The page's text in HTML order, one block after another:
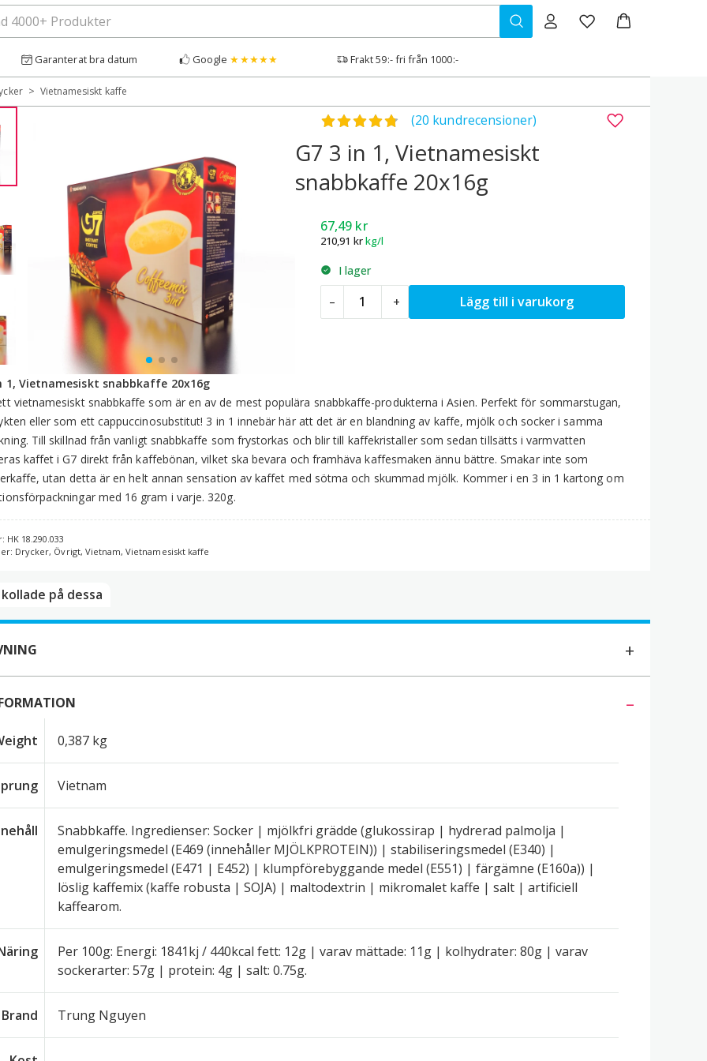
Garanterat bra datum Google ★★★★★ Frakt 59:- fri från 1000:-
> Vietnamesiskt kaffe
Betygsatt4.74av 5
(20 kundrecensioner)
G7 3 in 1, Vietnamesiskt
snabbkaffe 20x16g
67,49 kr
210,91 krkg/l
I lager
–
3
snabbkaffe
20x16g
mängd
+ Lägg till i varukorg
1, Vietnamesiskt snabbkaffe 20x16g
vietnamesiskt snabbkaffe som är en av de mest populära snabbkaffe-produkterna i Asien. Perfekt för sommarstugan,
eller som ett cappuccinosubstitut! 3 in 1 innebär här att det är en blandning av kaffe, mjölk och socker i samma
Till skillnad från vanligt snabbkaffe som frystorkas och blir till kaffekristaller som sedan tillsätts i varmvatten
kaffet i G7 direkt från kaffebönan, vilket ska bevara och framhäva kaffesmaken ännu bättre. Smakar inte som
utan detta är en helt annan sensation av kaffet med sötma och skummad mjölk. Kommer i en 3 in 1 kartong om
med 16 gram i varje. 320g.
HK 18.290.033
Drycker, Övrigt, Vietnam,Vietnamesiskt kaffe
på dessa​
0,387 kg
Vietnam
Snabbkaffe. Ingredienser: Socker | mjölkfri grädde (glukossirap | hydrerad palmolja |
emulgeringsmedel (E469 (innehåller MJÖLKPROTEIN)) | stabiliseringsmedel (E340) |
emulgeringsmedel (E471 | E452) | klumpförebyggande medel (E551) | färgämne (E160a)) |
löslig kaffemix (kaffe robusta | SOJA) | maltodextrin | mikromalet kaffe | salt | artificiell
kaffearom.
Per 100g: Energi: 1841kj / 440kcal fett: 12g | varav mättade: 11g | kolhydrater: 80g | varav
sockerarter: 57g | protein: 4g | salt: 0.75g.
Brand Trung Nguyen